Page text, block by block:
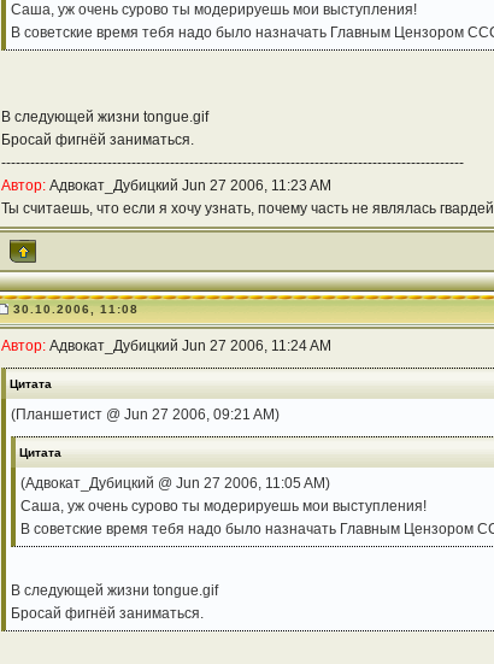
Саша, уж очень сурово ты модерируешь мои выступления!
В советские время тебя надо было назначать Главным Цензором
В следующей жизни tongue.gif
Бросай фигнёй заниматься.
------------------------------------------------------------------------------------------------
Автор:Адвокат_Дубицкий Jun 27 2006, 11:23 AM
Ты считаешь, что если я хочу узнать, почему часть не являлась
30.10.2006, 11:08
Автор:Адвокат_Дубицкий Jun 27 2006, 11:24 AM
Цитата
(Планшетист @ Jun 27 2006, 09:21 AM)
Цитата
(Адвокат_Дубицкий @ Jun 27 2006, 11:05 AM)
Саша, уж очень сурово ты модерируешь мои выступления!
В советские время тебя надо было назначать Главным Цензором
В следующей жизни tongue.gif
Бросай фигнёй заниматься.